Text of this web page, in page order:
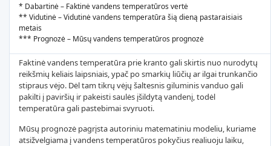
* Dabartinė – Faktinė vandens temperatūros vertė
** Vidutinė – Vidutinė vandens temperatūra šią dieną pastaraisiais
metais
*** Prognozė – Mūsų vandens temperatūros prognozė
Faktinė vandens temperatūra prie kranto gali skirtis nuo nurodytų
reikšmių keliais laipsniais, ypač po smarkių liūčių ar ilgai trunkančio
stipraus vėjo. Dėl tam tikrų vėjų šaltesnis giluminis vanduo gali
pakilti į paviršių ir pakeisti saulės įšildytą vandenį, todėl
temperatūra gali pastebimai svyruoti.
Mūsų prognozė pagrįsta autoriniu matematiniu modeliu, kuriame
atsižvelgiama į vandens temperatūros pokyčius realiuoju laiku,